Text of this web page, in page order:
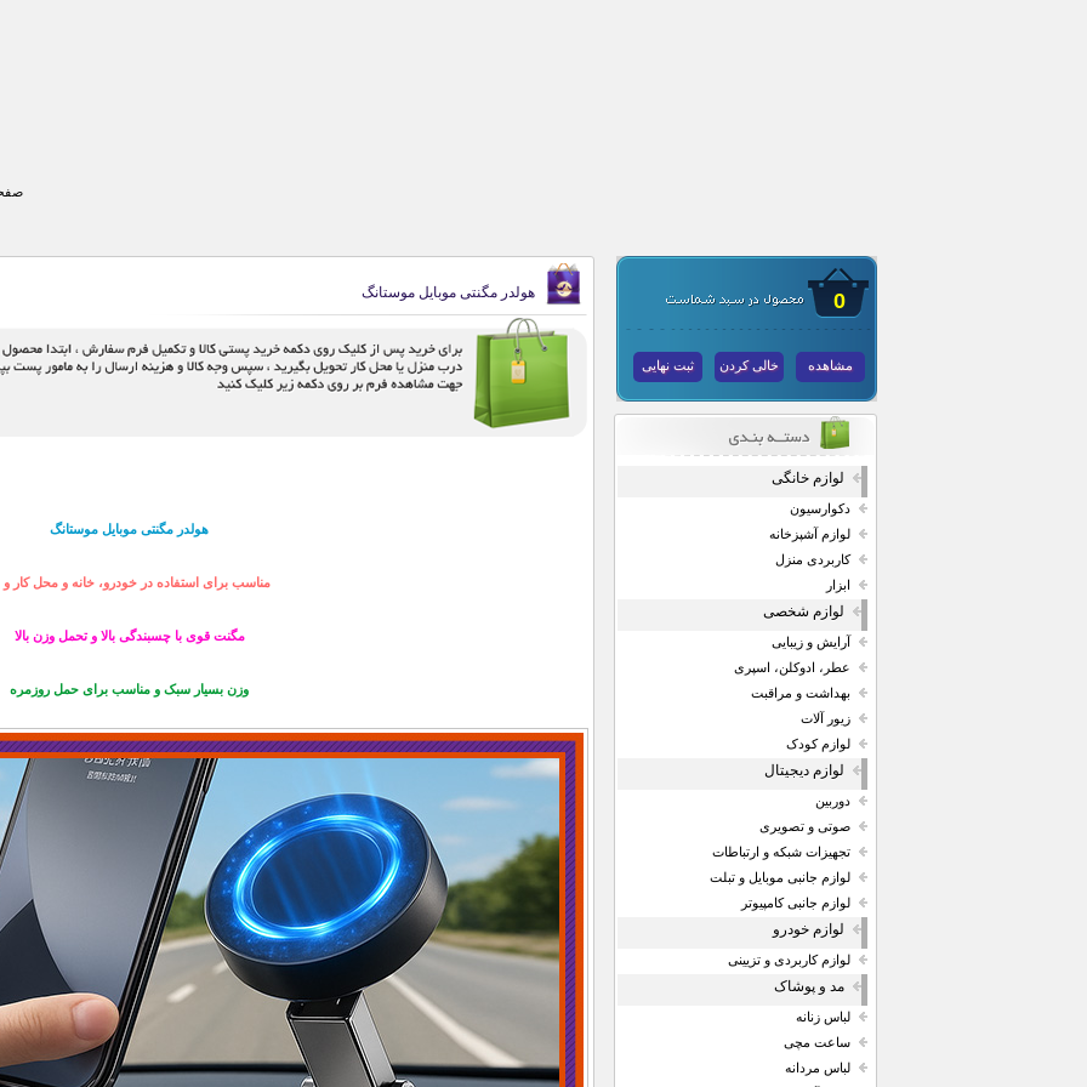
0
مشاهده خالی کردن ثبت نهایی
لوازم خانگی
دکوارسیون
لوازم آشپزخانه
کاربردی منزل
ابزار
لوازم شخصی
آرایش و زیبایی
عطر، ادوکلن، اسپری
بهداشت و مراقبت
زیور آلات
لوازم کودک
لوازم دیجیتال
دوربین
صوتی و تصویری
تجهیزات شبکه و ارتباطات
لوازم جانبی موبایل و تبلت
لوازم جانبی کامپیوتر
لوازم خودرو
لوازم کاربردی و تزیینی
مد و پوشاک
لباس زنانه
ساعت مچی
لباس مردانه
هولدر مگنتی موبایل موستانگ
هولدر مگنتی موبایل موستانگ
مناسب برای استفاده در خودرو، خانه و محل کار
مگنت قوی با چسبندگی بالا و تحمل وزن بالا
وزن بسیار سبک و مناسب برای حمل روزمره